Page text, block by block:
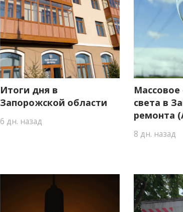
Итоги дня в
Запорожской области
6 дн. назад
света в
ремонта
8 дн. назад